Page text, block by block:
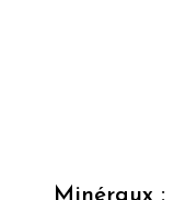
Minéraux :